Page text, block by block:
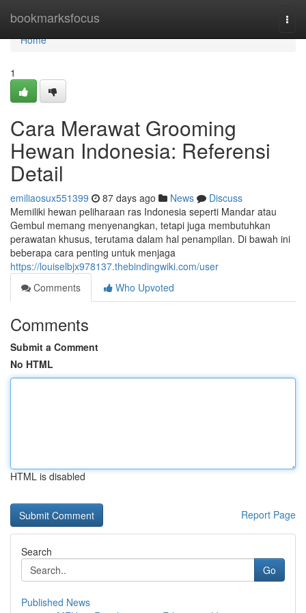
bookmarksfocus
Home
Home
1
Cara Merawat Grooming
Hewan Indonesia: Referensi
Detail
emiliaosux551399 87 days ago News
Discuss
Memiliki hewan peliharaan ras Indonesia seperti Mandar atau
Gembul memang menyenangkan, tetapi juga membutuhkan
perawatan khusus, terutama dalam hal penampilan. Di bawah ini
beberapa cara penting untuk menjaga
https://louiselbjx978137.thebindingwiki.com/user
Comments
Who Upvoted
Comments
Submit a Comment
No HTML
HTML is disabled
Report Page
Search
Go
Published News